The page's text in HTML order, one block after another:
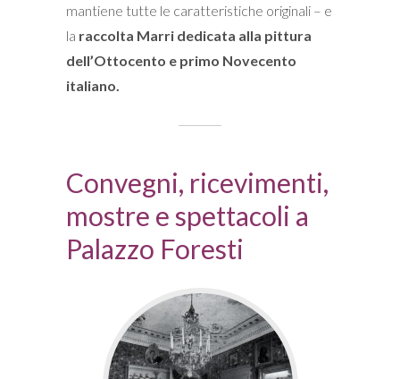
mantiene tutte le caratteristiche originali – e
la raccolta Marri dedicata alla pittura
dell’Ottocento e primo Novecento
italiano.
Convegni, ricevimenti,
mostre e spettacoli a
Palazzo Foresti